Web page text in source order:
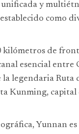
y
establecido como
de
esencial entre
legendaria Ruta
Kunming,
Yunnan